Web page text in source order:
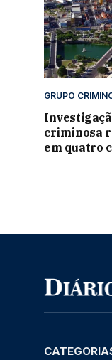
GRUPO
criminosa
em quatro